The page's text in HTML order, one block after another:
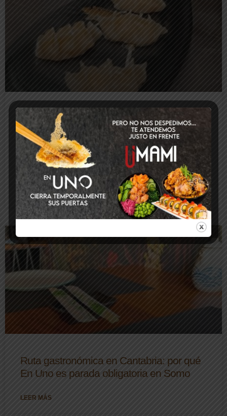
Los platos imprescindibles de En Uno: de
gyozas artesanales a robatayaki de vaca
pinta
LEER MÁS
3 de noviembre de 2025 No hay comentarios
Ruta gastronómica en Cantabria: por qué
En Uno es parada obligatoria en Somo
LEER MÁS